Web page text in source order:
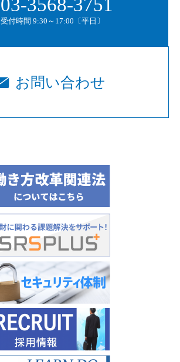
03-3568-3751
受付時間 9:30～17:00〔平日〕
お問い合わせ